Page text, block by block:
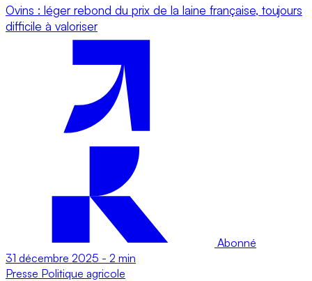
Ovins : léger rebond du prix de la laine française, toujours
difficile à valoriser
Abonné
31 décembre 2025 - 2 min
Presse Politique agricole